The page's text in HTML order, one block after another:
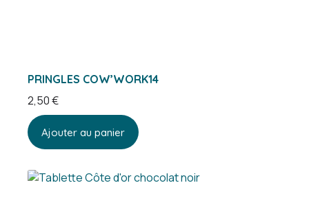
PRINGLES COW’WORK14
2,50€
Ajouter au panier